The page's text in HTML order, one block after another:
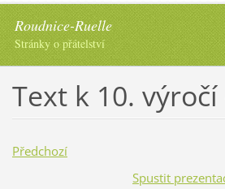
Roudnice-Ruelle
Stránky o přátelství
Text k 10. výročí
Předchozí
Spustit